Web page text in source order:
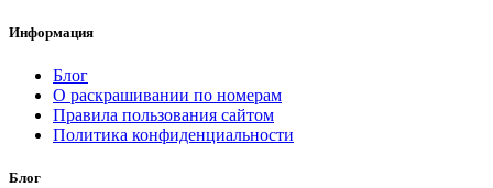
Информация
Блог
О раскрашивании по номерам
Правила пользования сайтом
Политика конфиденциальности
Блог